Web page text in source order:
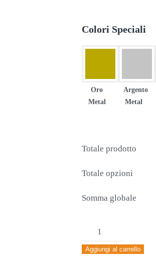
Colori Speciali
Oro
Metal
Argento
Metal
Totale prodotto
Totale opzioni
Somma globale
MAGLIA
JOMA
Aggiungi al carrello